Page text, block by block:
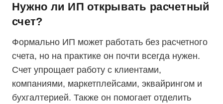
Нужно ли ИП открывать расчетный
счет?
Формально ИП может работать без расчетного
счета, но на практике он почти всегда нужен.
Счет упрощает работу с клиентами,
компаниями, маркетплейсами, эквайрингом и
бухгалтерией. Также он помогает отделить